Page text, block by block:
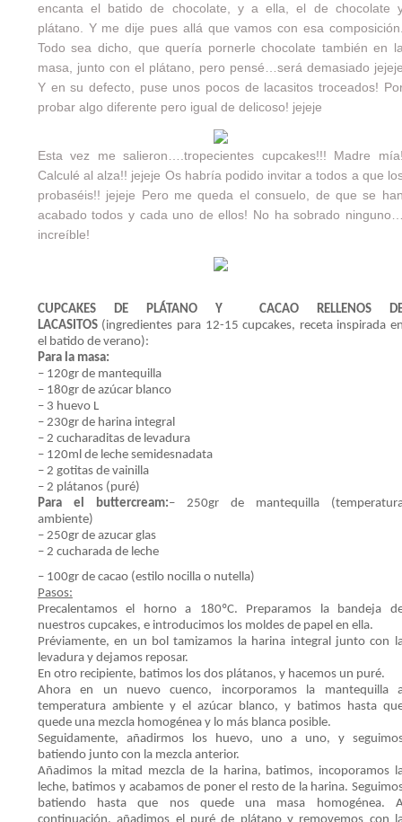
encanta el batido de chocolate, y a ella, el de chocolate
plátano. Y me dije pues allá que vamos con esa
Todo sea dicho, que quería pornerle chocolate también en
masa, junto con el plátano, pero pensé…será demasiado
Y en su defecto, puse unos pocos de lacasitos troceados!
probar algo diferente pero igual de delicoso! jejeje
Esta vez me salieron….tropecientes cupcakes!!! Madre
Calculé al alza!! jejeje Os habría podido invitar a todos a que
probaséis!! jejeje Pero me queda el consuelo, de que se
acabado todos y cada uno de ellos! No ha sobrado
increíble!
CUPCAKES DE PLÁTANO Y CACAO RELLENOS
LACASITOS(ingredientes para 12-15 cupcakes, receta inspirada
el batido de verano):
Para la masa:
– 120gr de mantequilla
– 180gr de azúcar blanco
– 3 huevo L
– 230gr de harina integral
– 2 cucharaditas de levadura
– 120ml de leche semidesnadata
– 2 gotitas de vainilla
– 2 plátanos (puré)
Para el buttercream:– 250gr de mantequilla
ambiente)
– 250gr de azucar glas
– 2 cucharada de leche
– 100gr de cacao (estilo nocilla o nutella)
Pasos:
Precalentamos el horno a 180ºC. Preparamos la bandeja
nuestros cupcakes, e introducimos los moldes de papel en ella.
Préviamente, en un bol tamizamos la harina integral junto con
levadura y dejamos reposar.
En otro recipiente, batimos los dos plátanos, y hacemos un puré.
Ahora en un nuevo cuenco, incorporamos la mantequilla
temperatura ambiente y el azúcar blanco, y batimos hasta
quede una mezcla homogénea y lo más blanca posible.
Seguidamente, añadirmos los huevo, uno a uno, y
batiendo junto con la mezcla anterior.
Añadimos la mitad mezcla de la harina, batimos, incoporamos
leche, batimos y acabamos de poner el resto de la harina.
batiendo hasta que nos quede una masa homogénea.